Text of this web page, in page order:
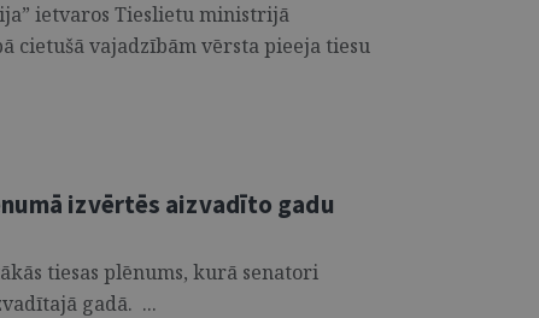
ietvaros Tieslietu ministrijā
cietušā vajadzībām vērsta pieeja tiesu
izvērtēs aizvadīto gadu
tiesas plēnums, kurā senatori
gadā. ...